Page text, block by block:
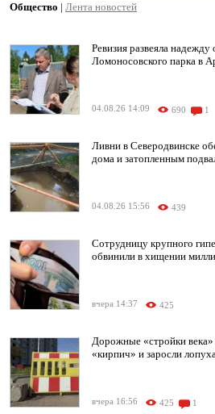
Общество | Лента новостей
Ревизия развеяла надежду
Ломоносовского парка в
04.08.26 14:09 690 1
Ливни в Северодвинске
дома и затопленным
04.08.26 15:56 439
Сотрудницу крупного
обвинили в хищении
вчера 14:37 425
Дорожные «стройки века»
«кирпич» и заросли
вчера 16:56 425 1